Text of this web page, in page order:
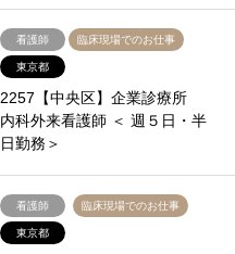
看護師 臨床現場でのお仕事
東京都
2257【中央区】企業診療所
内科外来看護師 ＜ 週５日・半
日勤務＞
看護師 臨床現場でのお仕事
東京都